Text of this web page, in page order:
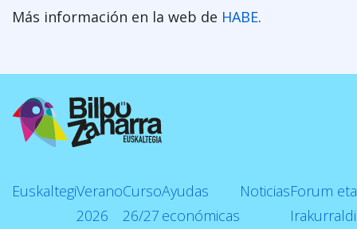
Más información en la web de HABE.
EuskaltegiVerano
2026
Curso
26/27
Ayudas
económicas
NoticiasForum eta